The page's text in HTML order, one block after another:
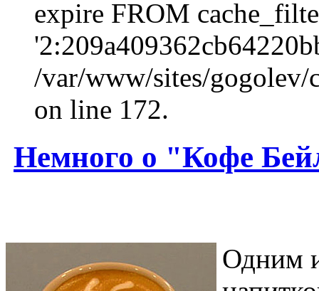
expire FROM
/var/www/sites/gogolev/
on line 172.
Немного о "Кофе
Одним